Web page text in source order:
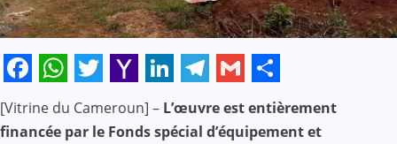
Facebook
WhatsApp
Twitter
Yahoo
Mail
LinkedIn
Telegram
Gmail
Share
[Vitrine du Cameroun] – L’œuvre est entièrement
financée par le Fonds spécial d’équipement et